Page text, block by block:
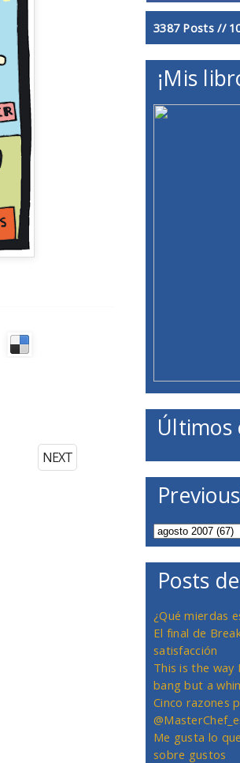
NEXT
3387 Posts //
¡Mis
Últimos
Posts
¿Qué mierdas
El final de
satisfacción
This is the
bang but a
Cinco razones
Me gusta lo
sobre gustos